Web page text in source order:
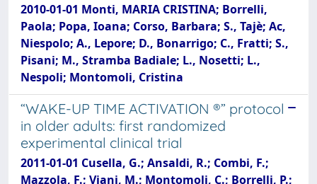
2010-01-01 Monti, MARIA CRISTINA; Borrelli,
Paola; Popa, Ioana; Corso, Barbara; S., Tajè; Ac,
Niespolo; A., Lepore; D., Bonarrigo; C., Fratti; S.,
Pisani; M., Stramba Badiale; L., Nosetti; L.,
Nespoli; Montomoli, Cristina
“WAKE-UP TIME ACTIVATION ®” protocol
in older adults: first randomized
experimental clinical trial
2011-01-01 Cusella, G.; Ansaldi, R.; Combi, F.;
Mazzola, F.; Viani, M.; Montomoli, C.; Borrelli, P.;